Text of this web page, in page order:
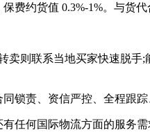
约货值 0.3%-1%。与货代
则联系当地买家快速脱手;
责、资信严控、全程跟踪
何国际物流方面的服务